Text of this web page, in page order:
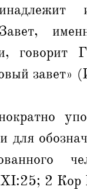
говорит
для
2 Кор